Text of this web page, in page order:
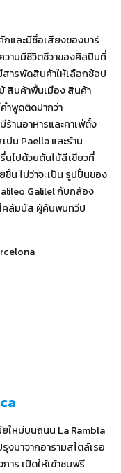
กและมีชื่อเสียงของบาร์
ความมีชีวิตชีวาของศิลปินที่
ารพัดสินค้าให้เลือกช้อป
สินค้าพื้นเมือง สินค้า
ำพูดติดปากว่า
ร้านอาหารและคาเฟ่ตั้ง
ปน Paella และร้าน
ไปด้วยต้นไม้สีเขียวที่
น ไม่ว่าจะเป็น รูปปั้นของ
Galilel กับกล้อง
คลัมบัส ผู้ค้นพบทวีป
ใหม่บนถนน La Rambla
งมาจากอารามสไตล์เรอ
ร เปิดให้เข้าชมฟรี